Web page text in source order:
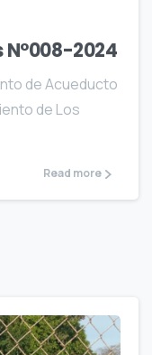
2024
de Acueducto
de Los
Read more